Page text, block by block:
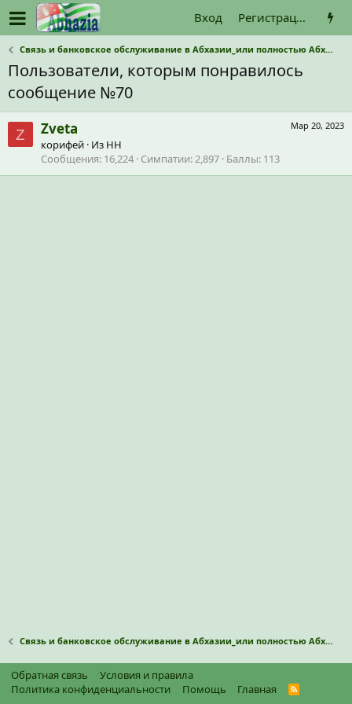
Вход Регистрация
Связь и банковское обслуживание в Абхазии_или полностью Абхазкие операторы связи и наличные?
Пользователи, которым понравилось
сообщение №70
Z
Мар 20, 2023
Zveta
корифей · Из НН
Сообщения 16,224 Симпатии 2,897 Баллы 113
Связь и банковское обслуживание в Абхазии_или полностью Абхазкие операторы связи и наличные?
Обратная связь
Условия и правила
Политика конфиденциальности
Помощь Главная
R